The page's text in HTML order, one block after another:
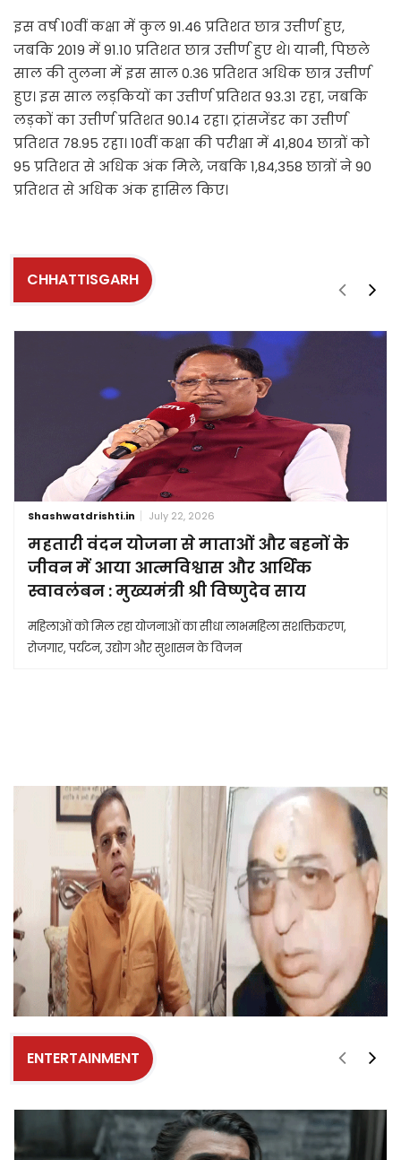
इस वर्ष 10वीं कक्षा में कुल 91.46 प्रतिशत छात्र उत्तीर्ण हुए,
जबकि 2019 में 91.10 प्रतिशत छात्र उत्तीर्ण हुए थे। यानी, पिछले
साल की तुलना में इस साल 0.36 प्रतिशत अधिक छात्र उत्तीर्ण
हुए। इस साल लड़कियों का उत्तीर्ण प्रतिशत 93.31 रहा, जबकि
लड़कों का उत्तीर्ण प्रतिशत 90.14 रहा। ट्रांसजेंडर का उत्तीर्ण
प्रतिशत 78.95 रहा। 10वीं कक्षा की परीक्षा में 41,804 छात्रों को
95 प्रतिशत से अधिक अंक मिले, जबकि 1,84,358 छात्रों ने 90
प्रतिशत से अधिक अंक हासिल किए।
CHHATTISGARH
Shashwatdrishti.in July 22, 2026
महतारी वंदन योजना से माताओं और बहनों के
जीवन में आया आत्मविश्वास और आर्थिक
स्वावलंबन : मुख्यमंत्री श्री विष्णुदेव साय
महिलाओं को मिल रहा योजनाओं का सीधा लाभमहिला सशक्तिकरण,
रोजगार, पर्यटन, उद्योग और सुशासन के विजन
ENTERTAINMENT